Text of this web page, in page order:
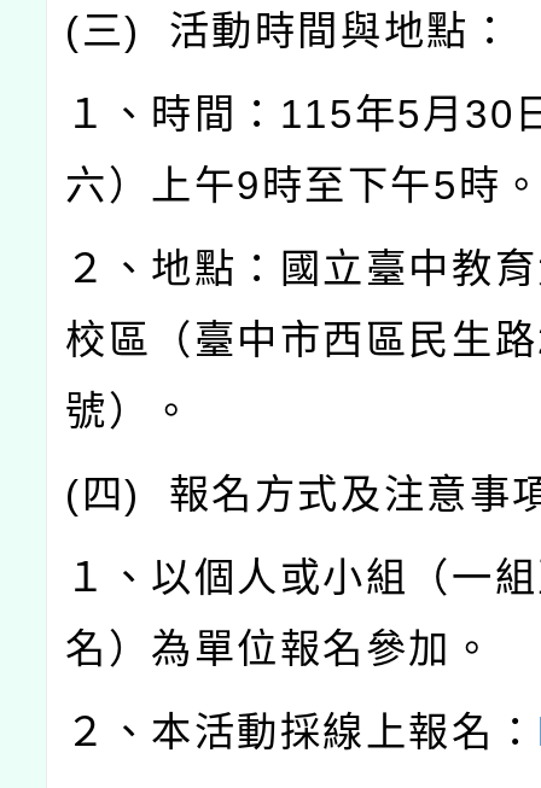
(三) 活動時間與地點：
１、時間： 115年5月 30
六）上午9 時至下午5 時
２、地點：國立臺中教
校區（臺中市西區民生路
號）。
( 四) 報名方式及注意事
１、以個人或小組（一
名）為單位報名參加。
２、本活動採線上報名：